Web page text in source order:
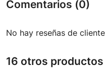
Comentarios (0)
No hay reseñas de
16 otros